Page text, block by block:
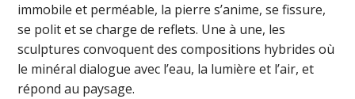
immobile et perméable, la pierre s’anime, se fissure,
se polit et se charge de reflets. Une à une, les
sculptures convoquent des compositions hybrides où
le minéral dialogue avec l’eau, la lumière et l’air, et
répond au paysage.